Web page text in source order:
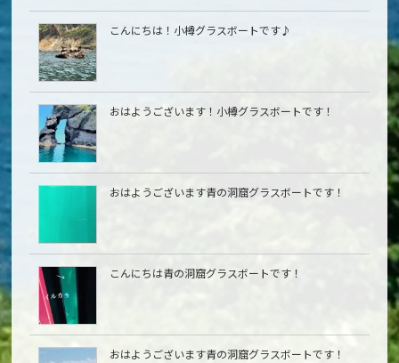
こんにちは！小樽グラスボートです♪
おはようございます！小樽グラスボートです！
おはようございます青の洞窟グラスボートです！
こんにちは青の洞窟グラスボートです！
おはようございます青の洞窟グラスボートです！